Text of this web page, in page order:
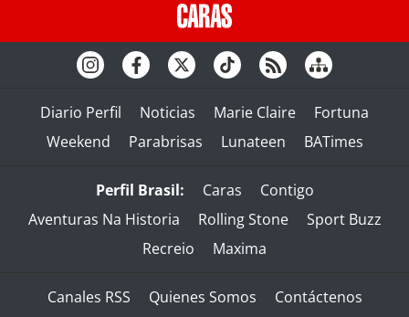
Diario Perfil Noticias Marie Claire
Fortuna
Weekend
Parabrisas Lunateen BATimes
Perfil Brasil: Caras
Contigo
Aventuras Na Historia
Rolling Stone
Sport Buzz
Recreio
Maxima
Canales RSS Quienes Somos
Contáctenos